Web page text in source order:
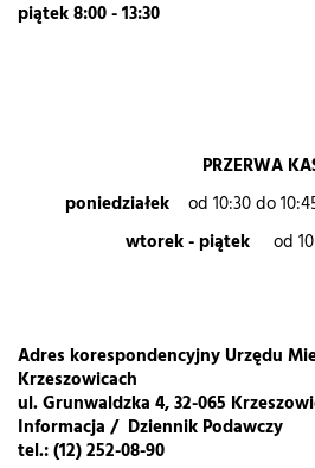
piątek 8:00 - 13:30
PRZERWA
poniedziałek od 10:30 do
wtorek - piątek od
Adres korespondencyjny Urzędu
Krzeszowicach
ul. Grunwaldzka 4, 32-065
Informacja / Dziennik Podawczy
tel.: (12) 252-08-90